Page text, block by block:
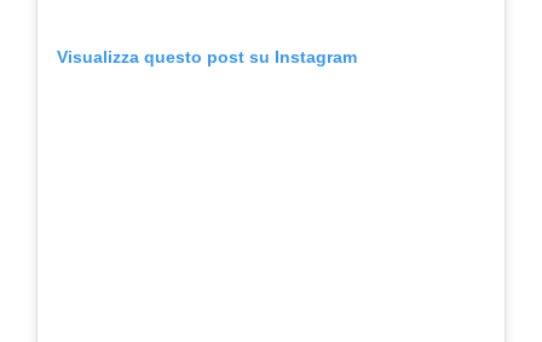
Visualizza questo post su Instagram